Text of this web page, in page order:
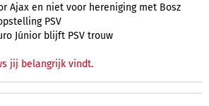
Ajax en niet voor hereniging met Bosz
PSV
Júnior blijft PSV trouw
jij belangrijk vindt.